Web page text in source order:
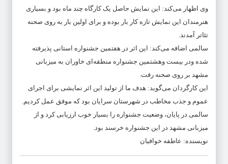
وی اظهار می‌کند: این نمایش حاصل یک کارگاه چند ماه بود و بسیاری
هنرمندان این نمایش تازه کار بار بوده و برای اولین بار به روی صحنه
تئاتر آمدند.
سالمی اضافه می‌کند: این اثر در هفتمین جشنواره استانی پذیرفته
شده ودر بیست وهشتمین جشنواره منطقه‌ای خاوران به میزبانی
مشهد بر روی صحنه رفت.
این کارگردان می‌گوید: هدف ما از تولید این اثر نمایشی برای اجرای
عموم و جذب مخاطب در شهرستان سرایان بود که موفق عمل کردیم.
سالمی در پایان، وضعیت جشنواره را بسیار خوب ارزیابی کرد و از
میزبانی مشهد در این جشنواره خرسند بود.
نویسنده: عاطفه خوافیان